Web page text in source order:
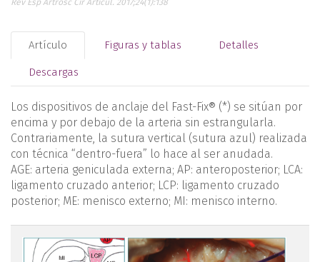
Rev Esp Artrosc Cir Articul. 2017;24(1):138
Artículo Figuras y tablas Detalles
Descargas
Los dispositivos de anclaje del Fast-Fix® (*) se sitúan por
encima y por debajo de la arteria sin estrangularla.
Contrariamente, la sutura vertical (sutura azul) realizada
con técnica “dentro-fuera” lo hace al ser anudada.
AGE: arteria geniculada externa; AP: anteroposterior; LCA:
ligamento cruzado anterior; LCP: ligamento cruzado
posterior; ME: menisco externo; MI: menisco interno.
figura.png